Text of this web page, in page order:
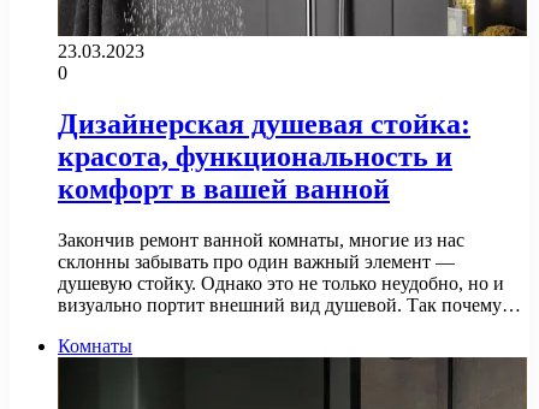
23.03.2023
0
Дизайнерская душевая стойка:
красота, функциональность и
комфорт в вашей ванной
Закончив ремонт ванной комнаты, многие из нас
склонны забывать про один важный элемент —
душевую стойку. Однако это не только неудобно, но и
визуально портит внешний вид душевой. Так почему…
Комнаты